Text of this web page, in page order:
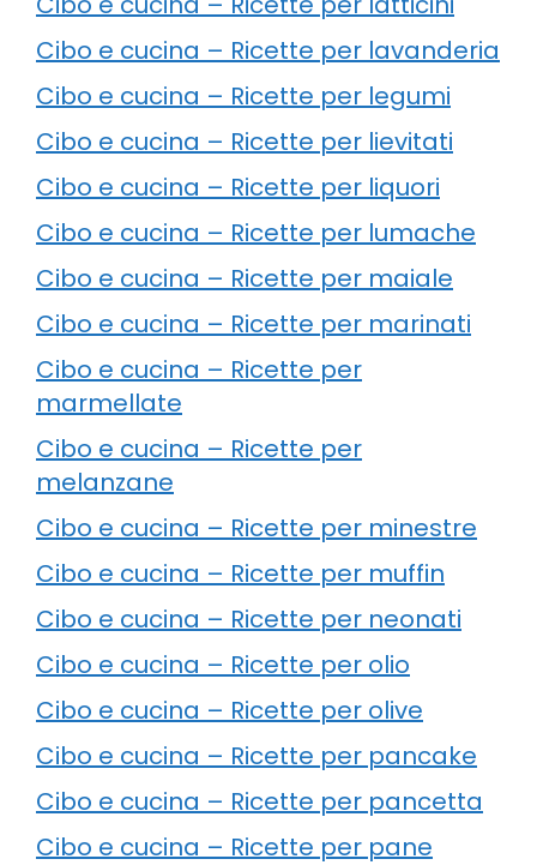
Cibo e cucina – Ricette per lavanderia
Cibo e cucina – Ricette per legumi
Cibo e cucina – Ricette per lievitati
Cibo e cucina – Ricette per liquori
Cibo e cucina – Ricette per lumache
Cibo e cucina – Ricette per maiale
Cibo e cucina – Ricette per marinati
Cibo e cucina – Ricette per
marmellate
Cibo e cucina – Ricette per
melanzane
Cibo e cucina – Ricette per minestre
Cibo e cucina – Ricette per muffin
Cibo e cucina – Ricette per neonati
Cibo e cucina – Ricette per olio
Cibo e cucina – Ricette per olive
Cibo e cucina – Ricette per pancake
Cibo e cucina – Ricette per pancetta
Cibo e cucina – Ricette per pane